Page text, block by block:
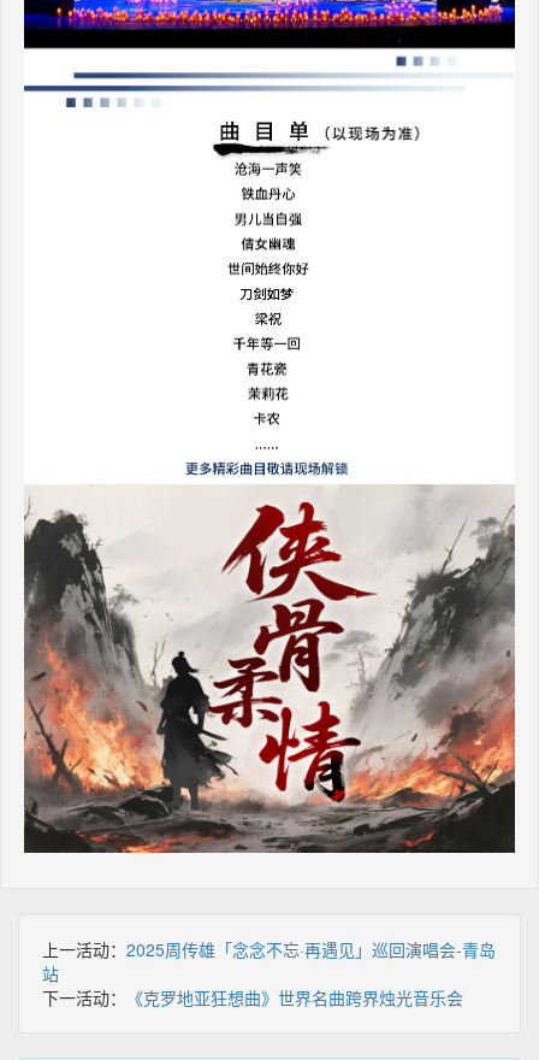
上一活动： 2025周传雄「念念不忘·再遇见」巡回演唱会-青岛
站
下一活动：
《克罗地亚狂想曲》世界名曲跨界烛光音乐会